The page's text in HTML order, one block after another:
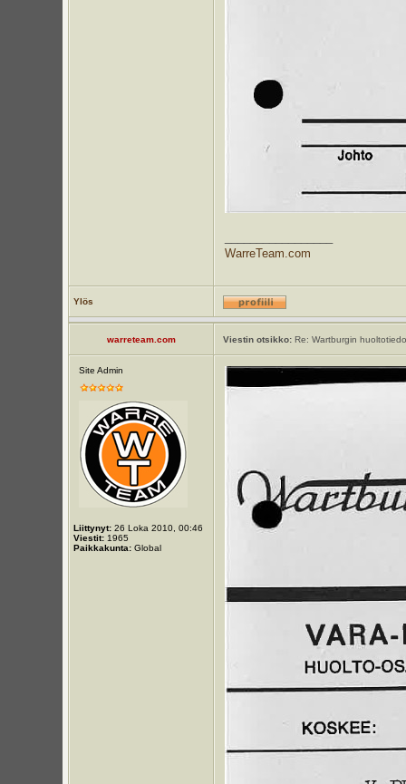
WarreTeam.com
Ylös
warreteam.com Viestin otsikko:Re: Wartburgin
Site Admin
Liittynyt:26 Loka 2010, 00:46
Viestit:1965
Paikkakunta:Global